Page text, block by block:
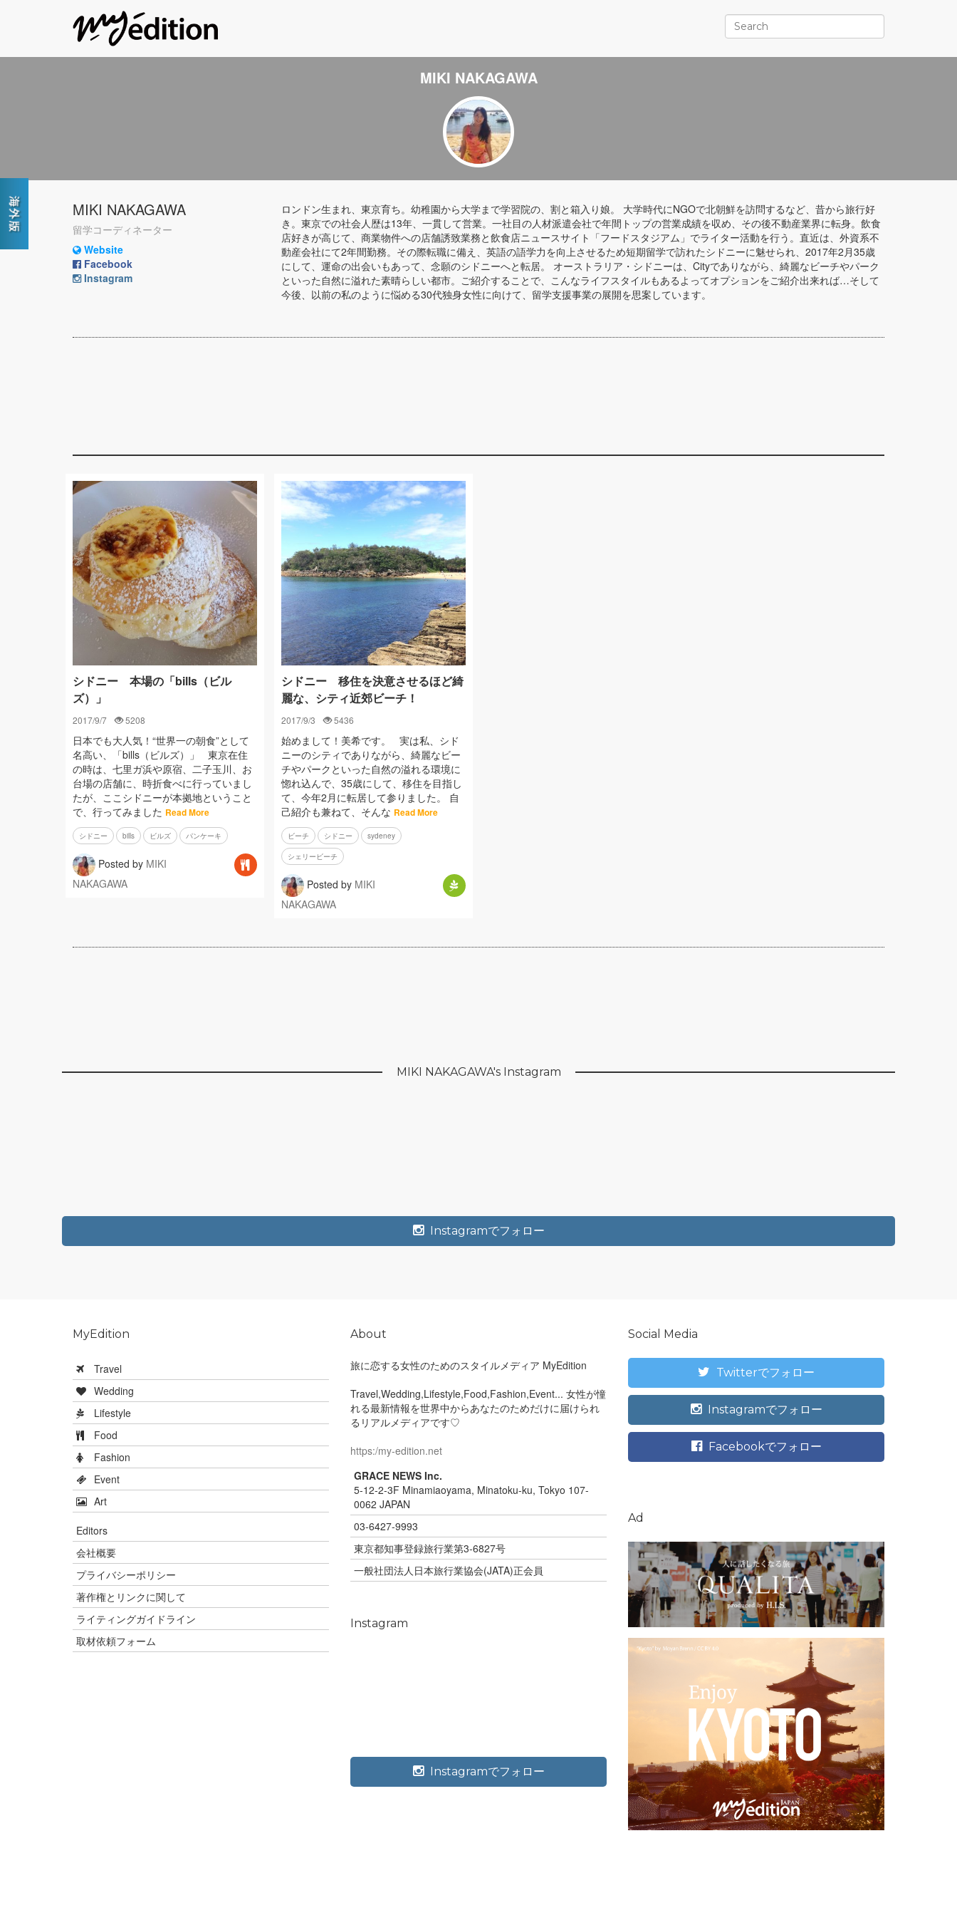
MIKI NAKAGAWA
MIKI NAKAGAWA
留学コーディネーター
Website
Facebook
Instagram
ロンドン生まれ、東京育ち。幼稚園から大学まで学習院の、割と箱入り娘。 大学時代にNGOで北朝鮮を訪問するなど、昔から旅行好
き。東京での社会人歴は13年、一貫して営業。一社目の人材派遣会社で年間トップの営業成績を収め、その後不動産業界に転身。飲食
店好きが高じて、商業物件への店舗誘致業務と飲食店ニュースサイト「フードスタジアム」でライター活動を行う。直近は、外資系不
動産会社にて2年間勤務。その際転職に備え、英語の語学力を向上させるため短期留学で訪れたシドニーに魅せられ、2017年2月35歳
にして、運命の出会いもあって、念願のシドニーへと転居。 オーストラリア・シドニーは、Cityでありながら、綺麗なビーチやパーク
といった自然に溢れた素晴らしい都市。ご紹介することで、こんなライフスタイルもあるよってオプションをご紹介出来れば…そして
今後、以前の私のように悩める30代独身女性に向けて、留学支援事業の展開を思案しています。
シドニー 本場の「bills（ビル
ズ）」
2017/9/7 5208
日本でも大人気！“世界一の朝食”として
名高い、「bills（ビルズ）」 東京在住
の時は、七里ガ浜や原宿、二子玉川、お
台場の店舗に、時折食べに行っていまし
たが、ここシドニーが本拠地ということ
で、行ってみました Read More
シドニー bills ビルズ パンケーキ
Posted by MIKI
NAKAGAWA
シドニー 移住を決意させるほど綺
麗な、シティ近郊ビーチ！
2017/9/3 5436
始めまして！美希です。 実は私、シド
ニーのシティでありながら、綺麗なビー
チやパークといった自然の溢れる環境に
惚れ込んで、35歳にして、移住を目指し
て、今年2月に転居して参りました。 自
己紹介も兼ねて、そんな Read More
ビーチ シドニー sydeney
シェリービーチ
Posted by MIKI
NAKAGAWA
MIKI NAKAGAWA's Instagram
Instagramでフォロー
MyEdition
Travel
Wedding
Lifestyle
Food
Fashion
Event
Art
Editors
会社概要
プライバシーポリシー
著作権とリンクに関して
ライティングガイドライン
取材依頼フォーム
About
旅に恋する女性のためのスタイルメディア MyEdition
Travel,Wedding,Lifestyle,Food,Fashion,Event... 女性が憧
れる最新情報を世界中からあなたのためだけに届けられ
るリアルメディアです♡
https:/my-edition.net
GRACE NEWS Inc.
5-12-2-3F Minamiaoyama, Minatoku-ku, Tokyo 107-
0062 JAPAN
03-6427-9993
東京都知事登録旅行業第3-6827号
一般社団法人日本旅行業協会(JATA)正会員
Instagram
Instagramでフォロー
Social Media
Twitterでフォロー
Instagramでフォロー
Facebookでフォロー
Ad